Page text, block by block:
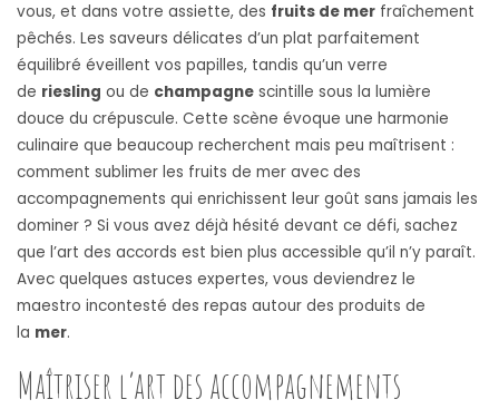
vous, et dans votre assiette, des fruits de mer fraîchement
pêchés. Les saveurs délicates d’un plat parfaitement
équilibré éveillent vos papilles, tandis qu’un verre
de riesling ou de champagne scintille sous la lumière
douce du crépuscule. Cette scène évoque une harmonie
culinaire que beaucoup recherchent mais peu maîtrisent :
comment sublimer les fruits de mer avec des
accompagnements qui enrichissent leur goût sans jamais les
dominer ? Si vous avez déjà hésité devant ce défi, sachez
que l’art des accords est bien plus accessible qu’il n’y paraît.
Avec quelques astuces expertes, vous deviendrez le
maestro incontesté des repas autour des produits de
la mer.
Maîtriser l’art des accompagnements